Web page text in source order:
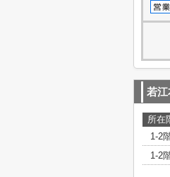
若江
所在
1-2
1-2